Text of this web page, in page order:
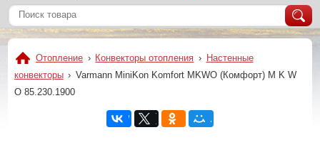
Отопление › Конвекторы отопления ›
Настенные
конвекторы › Varmann MiniKon Komfort MKWO (Комфорт) M K W
O 85.230.1900